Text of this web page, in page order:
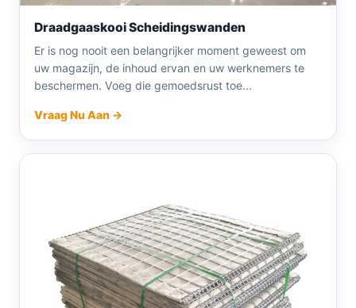
Draadgaaskooi Scheidingswanden
Er is nog nooit een belangrijker moment geweest om
uw magazijn, de inhoud ervan en uw werknemers te
beschermen. Voeg die gemoedsrust toe...
Vraag Nu Aan →